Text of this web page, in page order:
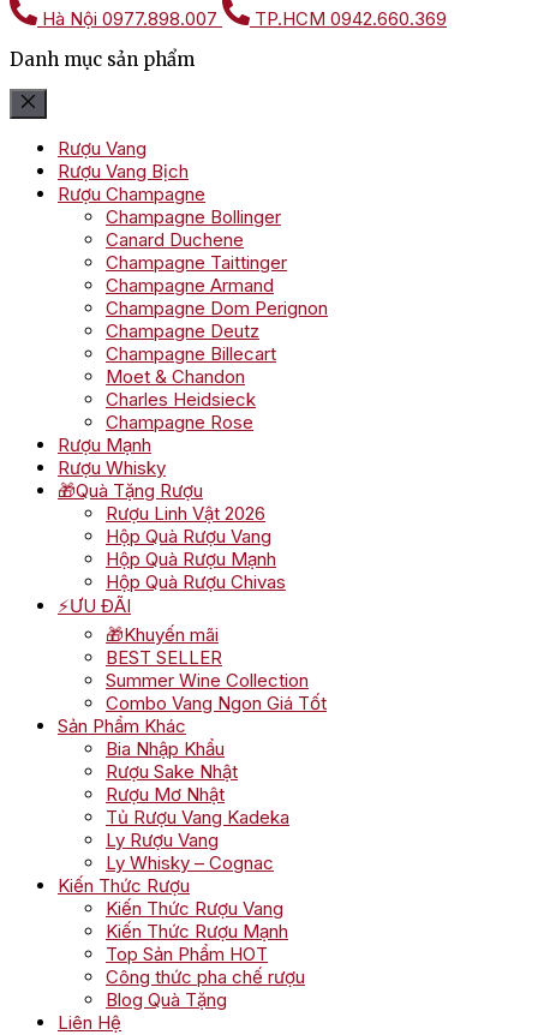
Hà Nội 0977.898.007 TP.HCM 0942.660.369
Danh mục sản phẩm
Rượu Vang
Rượu Vang Bịch
Rượu Champagne
Champagne Bollinger
Canard Duchene
Champagne Taittinger
Champagne Armand
Champagne Dom Perignon
Champagne Deutz
Champagne Billecart
Moet & Chandon
Charles Heidsieck
Champagne Rose
Rượu Mạnh
Rượu Whisky
🎁Quà Tặng Rượu
Rượu Linh Vật 2026
Hộp Quà Rượu Vang
Hộp Quà Rượu Mạnh
Hộp Quà Rượu Chivas
⚡ƯU ĐÃI
🎁Khuyến mãi
BEST SELLER
Summer Wine Collection
Combo Vang Ngon Giá Tốt
Sản Phẩm Khác
Bia Nhập Khẩu
Rượu Sake Nhật
Rượu Mơ Nhật
Tủ Rượu Vang Kadeka
Ly Rượu Vang
Ly Whisky – Cognac
Kiến Thức Rượu
Kiến Thức Rượu Vang
Kiến Thức Rượu Mạnh
Top Sản Phẩm HOT
Công thức pha chế rượu
Blog Quà Tặng
Liên Hệ